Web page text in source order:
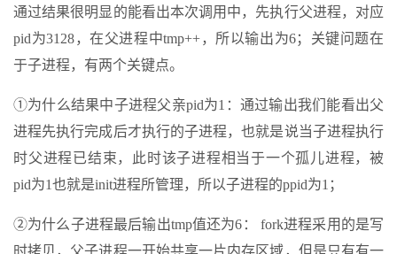
通过结果很明显的能看出本次调用中，先执行父进程，对应
pid为3128，在父进程中tmp++，所以输出为6；关键问题在
于子进程，有两个关键点。
①为什么结果中子进程父亲pid为1：通过输出我们能看出父
进程先执行完成后才执行的子进程，也就是说当子进程执行
时父进程已结束，此时该子进程相当于一个孤儿进程，被
pid为1也就是init进程所管理，所以子进程的ppid为1；
②为什么子进程最后输出tmp值还为6： fork进程采用的是写